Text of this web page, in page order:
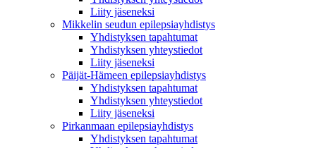
Liity jäseneksi
Mikkelin seudun epilepsiayhdistys
Yhdistyksen tapahtumat
Yhdistyksen yhteystiedot
Liity jäseneksi
Päijät-Hämeen epilepsiayhdistys
Yhdistyksen tapahtumat
Yhdistyksen yhteystiedot
Liity jäseneksi
Pirkanmaan epilepsiayhdistys
Yhdistyksen tapahtumat